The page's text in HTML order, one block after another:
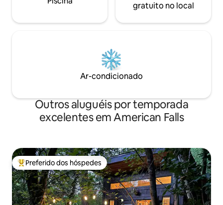
gratuito no local
Ar-condicionado
Outros aluguéis por temporada
excelentes em American Falls
Entre os melhores preferidos dos hóspedes
Preferido dos hóspedes